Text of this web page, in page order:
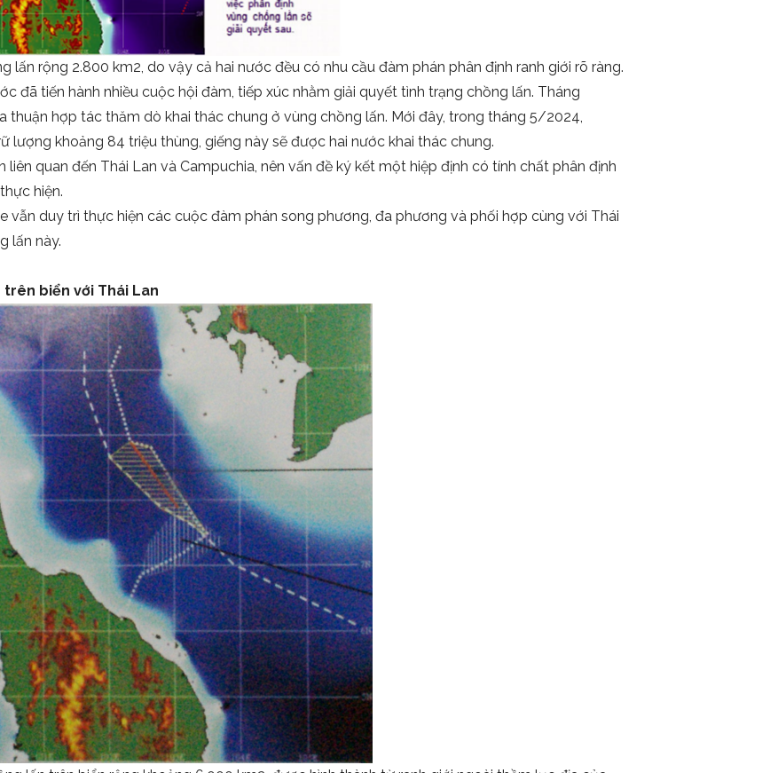
lấn rộng 2.800 km2, do vậy cả hai nước đều có nhu cầu đàm phán phân định ranh giới rõ ràng.
đã tiến hành nhiều cuộc hội đàm, tiếp xúc nhằm giải quyết tình trạng chồng lấn. Tháng
thuận hợp tác thăm dò khai thác chung ở vùng chồng lấn. Mới đây, trong tháng 5/2024,
lượng khoảng 84 triệu thùng, giếng này sẽ được hai nước khai thác chung.
quan đến Thái Lan và Campuchia, nên vấn đề ký kết một hiệp định có tính chất phân định
hiện.
vẫn duy trì thực hiện các cuộc đàm phán song phương, đa phương và phối hợp cùng với Thái
lấn này.
biển với Thái Lan